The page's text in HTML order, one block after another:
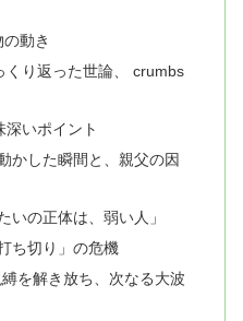
動き
くり返った世論、 crumbs
いポイント
かした瞬間と、親父の因
の正体は、弱い人」
ち切り」の危機
を解き放ち、次なる大波